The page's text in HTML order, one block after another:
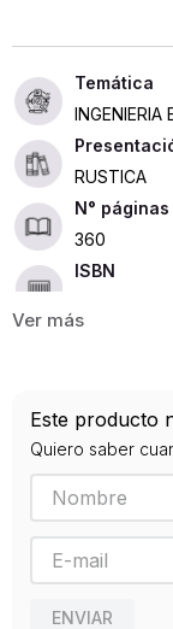
RUSTICA
360
ISBN
Editorial
2016
Este producto
Quiero saber
ENVIAR